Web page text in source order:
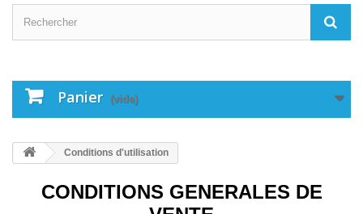
Panier (vide)
Conditions d'utilisation
CONDITIONS GENERALES DE